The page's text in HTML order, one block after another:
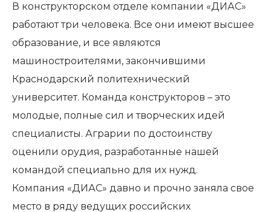
В конструкторском отделе компании «ДИАС»
работают три человека. Все они имеют высшее
образование, и все являются
машиностроителями, закончившими
Краснодарский политехнический
университет. Команда конструкторов – это
молодые, полные сил и творческих идей
специалисты. Аграрии по достоинству
оценили орудия, разработанные нашей
командой специально для их нужд.
Компания «ДИАС» давно и прочно заняла свое
место в ряду ведущих российских